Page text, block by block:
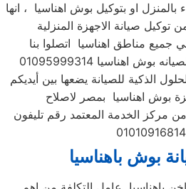
بالمنزل او بتوكيل بوش اهناسيا ، انها
توكيل صيانة الاجهزة المنزلية
جميع مناطق اهناسيا اتصلوا بنا
الذكية للصيانة يضعها بين أيديكم
بوش اهناسيا بمصر لاصلاح
مركز الخدمة المعتمد رقم تليفون
بوش باهناسيا